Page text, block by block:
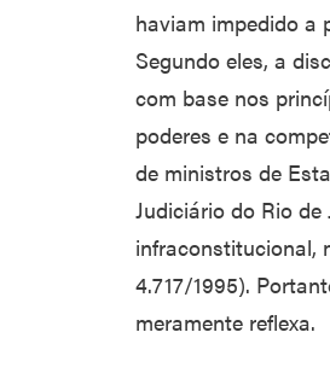
haviam impedido a
Segundo eles, a
com base nos
poderes e na
de ministros de
Judiciário do Rio
infraconstitucional,
4.717/1995).
meramente reflexa.